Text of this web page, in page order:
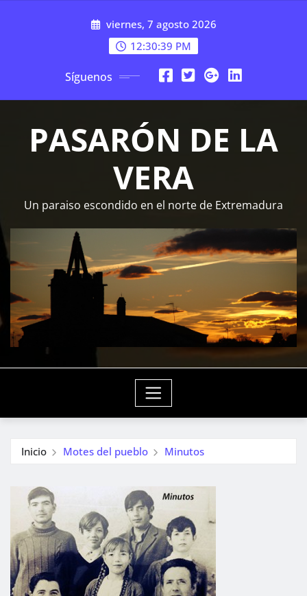
viernes, 7 agosto 2026
12:30:40 PM
Síguenos
PASARÓN DE LA
VERA
Un paraiso escondido en el norte de Extremadura
Inicio Motes del pueblo Minutos